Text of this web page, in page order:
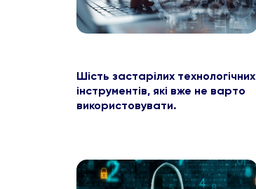
Шість застарілих технологічних
інструментів, які вже не варто
використовувати.